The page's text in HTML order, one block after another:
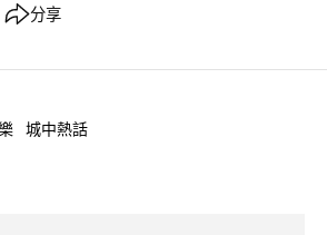
分享
城中熱話